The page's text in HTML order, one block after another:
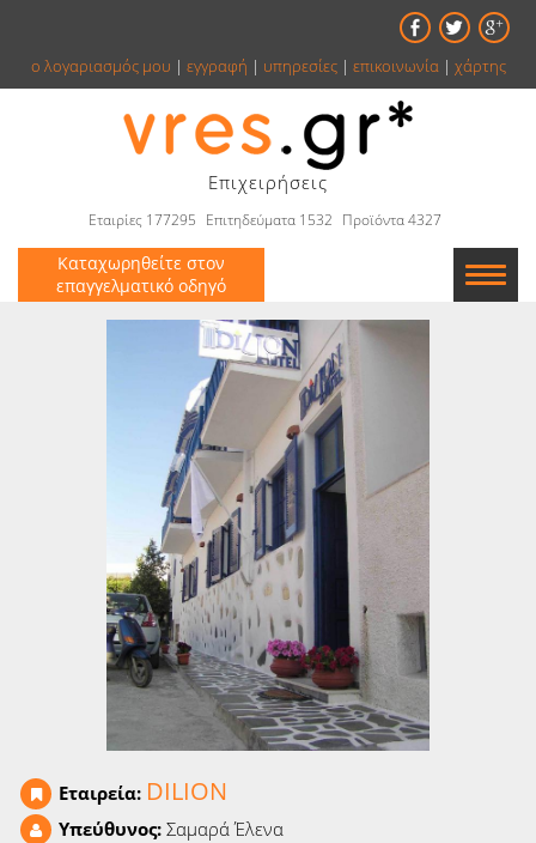
ο λογαριασμός μου | εγγραφή | υπηρεσίες| επικοινωνία| χάρτης
Επιχειρήσεις
Εταιρίες 177295 Επιτηδεύματα 1532 Προϊόντα 4327
Καταχωρηθείτε στον
επαγγελματικό οδηγό
Εταιρείες
Ειδήσεις
Παιχνίδια
Ραδιόφωνο
Ταινίες
Εταιρεία: DILION
Υπεύθυνος: Σαμαρά Έλενα